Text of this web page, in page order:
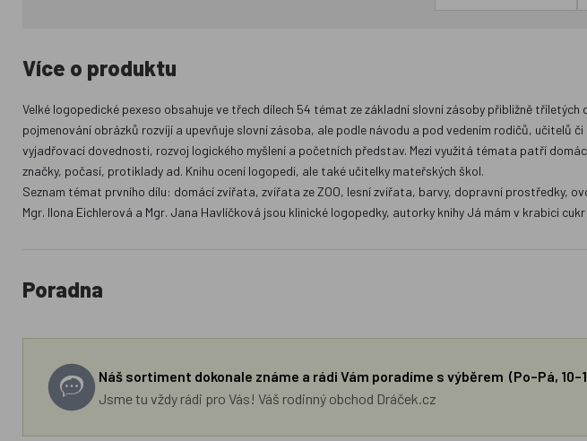
Více o produktu
Velké logopedické pexeso obsahuje ve třech dílech 54 témat ze základní slovní zásoby přibližně
pojmenování obrázků rozvíjí a upevňuje slovní zásoba, ale podle návodu a pod vedením rodičů, učitelů
vyjadřovací dovednosti, rozvoj logického myšlení a početních představ. Mezi využitá témata patří
značky, počasí, protiklady ad. Knihu ocení logopedi, ale také učitelky mateřských škol.
Seznam témat prvního dílu: domácí zvířata, zvířata ze ZOO, lesní zvířata, barvy, dopravní prostředky,
Mgr. Ilona Eichlerová a Mgr. Jana Havlíčková jsou klinické logopedky, autorky knihy Já mám v krabici
Poradna
Náš sortiment dokonale známe a rádi Vám poradíme s výběrem (Po–Pá,
Jsme tu vždy rádi pro Vás! Váš rodinný obchod Dráček.cz